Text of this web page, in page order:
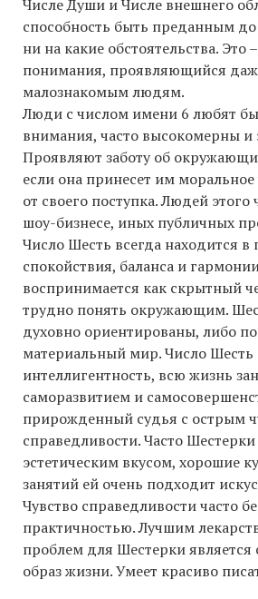
Числе Души и Числе внешнего
способность быть преданным до
ни на какие обстоятельства. Это
понимания, проявляющийся
малознакомым людям.
Люди с числом имени 6 любят
внимания, часто высокомерны и
Проявляют заботу об
если она принесет им
от своего поступка. Людей этого
шоу-бизнесе, иных публичных
Число Шесть всегда находится в
спокойствия, баланса и
воспринимается как скрытный
трудно понять окружающим.
духовно ориентированы, либо
материальный мир. Число
интеллигентность, всю жизнь
саморазвитием и
прирожденный судья с острым
справедливости. Часто
эстетическим вкусом, хорошие
занятий ей очень подходит
Чувство справедливости часто
практичностью. Лучшим
проблем для Шестерки
образ жизни. Умеет красиво